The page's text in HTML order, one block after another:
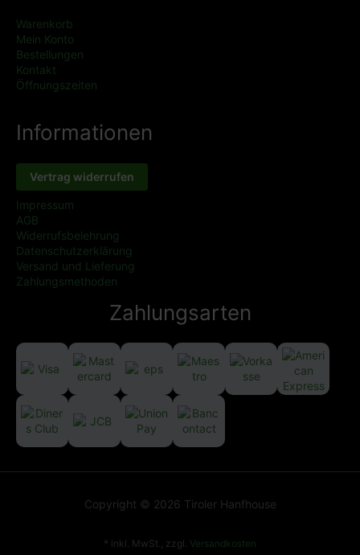
Warenkorb
Mein Konto
Bestellungen
Kontakt
Öffnungszeiten
Informationen
Vertrag widerrufen
Impressum
AGB
Widerrufsbelehrung
Datenschutzerklärung
Versand und Lieferung
Zahlungsmethoden
Zahlungsarten
Copyright © 2026 Tiroler Hanfhouse
* inkl. MwSt., zzgl. Versandkosten